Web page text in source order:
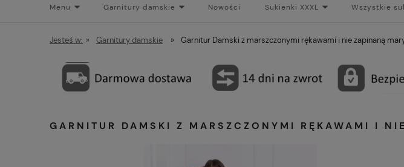
Menu Garnitury damskie Nowości Sukienki XXXL Wszystkie
Torebki do sukienek Promocje Płaszcze/kurtki Paski Koszt dostawy
Jesteś w: » Garnitury damskie » Garnitur Damski z marszczonymi rękawami i nie zapinaną
GARNITUR DAMSKI Z MARSZCZONYMI RĘKAWAMI I